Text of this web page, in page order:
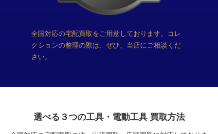
全国対応の宅配買取をご用意しております。コレ
クションの整理の際は、ぜひ、当店にご相談くだ
さい。
選べる３つの工具・電動工具 買取方法